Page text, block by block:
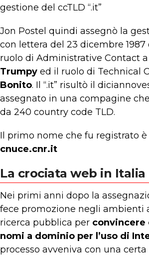
gestione del ccTLD “.it”
Jon Postel quindi assegnò la
con lettera del 23 dicembre 1987
ruolo di Administrative Contact a
Trumpy ed il ruolo di Technical
Bonito. Il “.it” risultò il
assegnato in una compagine
da 240 country code TLD.
Il primo nome che fu registrato è
cnuce.cnr.it
La crociata web in Italia
Nei primi anni dopo la
fece promozione negli ambienti
ricerca pubblica per convincere
nomi a dominio per l’uso di
processo avveniva con una